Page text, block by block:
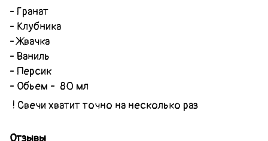
- Гранат
- Клубника
- Жвачка
- Ваниль
- Персик
- Обьем - 80 мл
! Свечи хватит точно на несколько раз